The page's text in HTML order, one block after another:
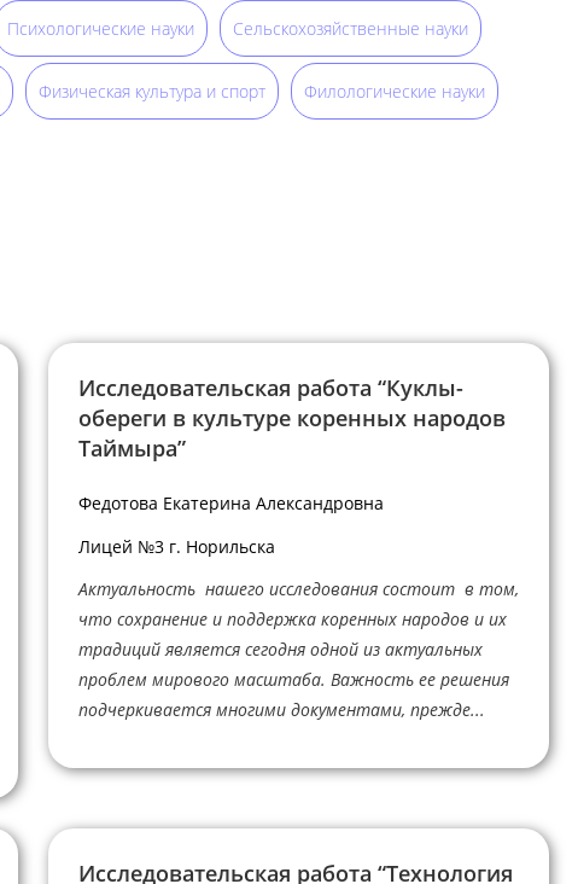
Психологические науки Сельскохозяйственные науки
Физическая культура и спорт Филологические науки
Исследовательская работа “Куклы-
обереги в культуре коренных народов
Таймыра”
Федотова Екатерина Александровна
Лицей №3 г. Норильска
Актуальность нашего исследования состоит в том,
что сохранение и поддержка коренных народов и их
традиций является сегодня одной из актуальных
проблем мирового масштаба. Важность ее решения
подчеркивается многими документами, прежде...
Исследовательская работа “Технология